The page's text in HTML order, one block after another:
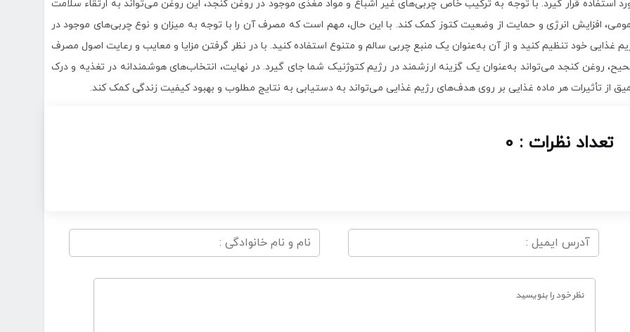
استفاده قرار گیرد. با توجه به ترکیب خاص چربی‌های غیر اشباع و مواد مغذی موجود در روغن کنجد، این روغن می‌تواند به ارتقاء سلامت
افزایش انرژی و حمایت از وضعیت کتوز کمک کند. با این حال، مهم است که مصرف آن را با توجه به میزان و نوع چربی‌های موجود در
غذایی خود تنظیم کنید و از آن به‌عنوان یک منبع چربی سالم و متنوع استفاده کنید. با در نظر گرفتن مزایا و معایب و رعایت اصول مصرف
روغن کنجد می‌تواند به‌عنوان یک گزینه ارزشمند در رژیم کتوژنیک شما جای گیرد. در نهایت، انتخاب‌های هوشمندانه در تغذیه و درک
از تأثیرات هر ماده غذایی بر روی هدف‌های رژیم غذایی می‌تواند به دستیابی به نتایج مطلوب و بهبود کیفیت زندگی کمک کند.
تعداد نظرات : 0